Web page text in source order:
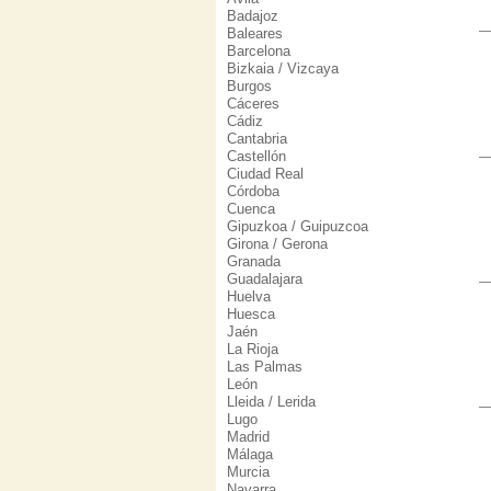
Badajoz
Baleares
Barcelona
Bizkaia / Vizcaya
Burgos
Cáceres
Cádiz
Cantabria
Castellón
Ciudad Real
Córdoba
Cuenca
Gipuzkoa / Guipuzcoa
Girona / Gerona
Granada
Guadalajara
Huelva
Huesca
Jaén
La Rioja
Las Palmas
León
Lleida / Lerida
Lugo
Madrid
Málaga
Murcia